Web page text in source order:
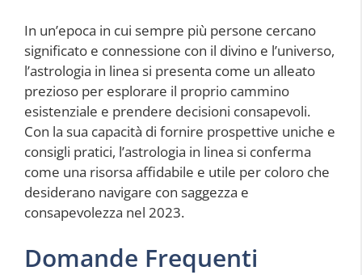
In un’epoca in cui sempre più persone cercano
significato e connessione con il divino e l’universo,
l’astrologia in linea si presenta come un alleato
prezioso per esplorare il proprio cammino
esistenziale e prendere decisioni consapevoli.
Con la sua capacità di fornire prospettive uniche e
consigli pratici, l’astrologia in linea si conferma
come una risorsa affidabile e utile per coloro che
desiderano navigare con saggezza e
consapevolezza nel 2023.
Domande Frequenti